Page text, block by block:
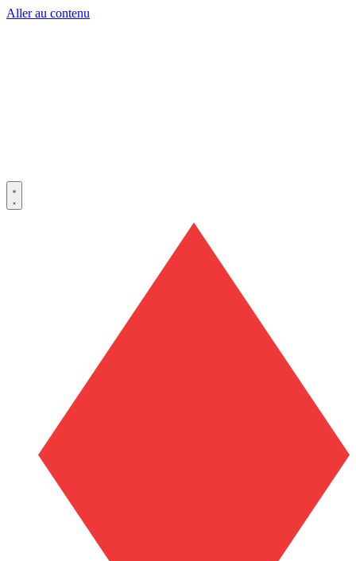
Aller au contenu